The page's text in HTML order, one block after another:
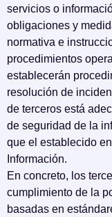
servicios o
obligaciones y
normativa e
procedimientos
establecerán
resolución de
de terceros está
de seguridad de la
que el establecido
Información.
En concreto, los
cumplimiento de la
basadas en